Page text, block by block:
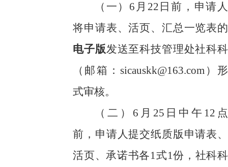
（一） 6 月 22 日前，申请人
将申请表、活页、 汇总一览表的
电子版发送至科技管理处社科科
（邮箱： sicauskk@163.com）形
式审核。
（二） 6 月 25 日中午 12 点
前，申请人提交纸质版申请表、
活页、承诺书各1式1份，社科科